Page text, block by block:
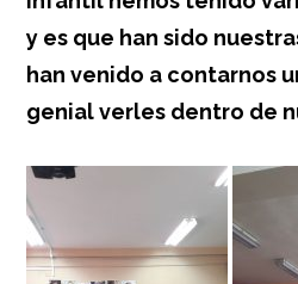
y es que han sido
han venido a contarnos
genial verles dentro de